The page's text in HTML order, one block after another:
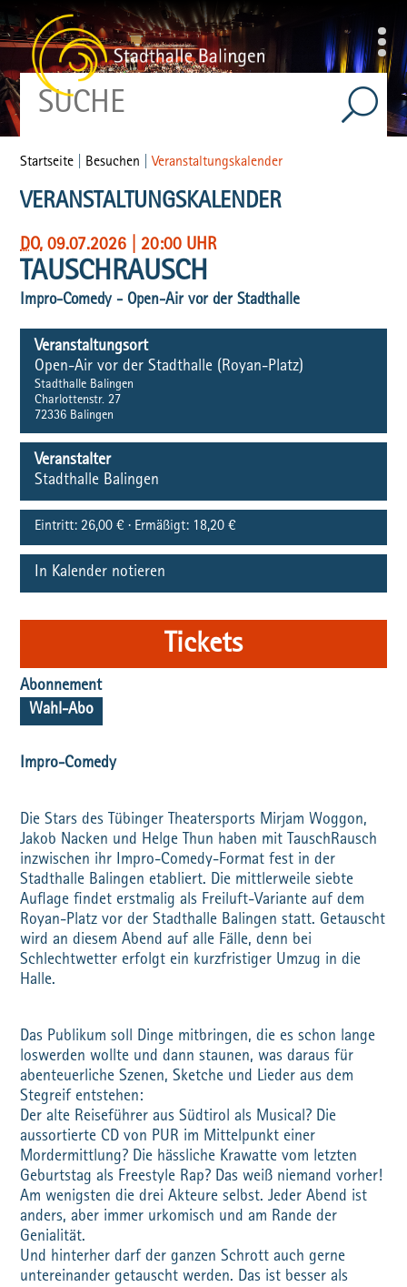
Startseite Besuchen |Veranstaltungskalender
VERANSTALTUNGSKALENDER
DO, 09.07.2026 20:00 UHR
TAUSCHRAUSCH
Impro-Comedy - Open-Air vor der Stadthalle
Veranstaltungsort
Open-Air vor der Stadthalle (Royan-Platz)
Stadthalle Balingen
Charlottenstr. 27
72336 Balingen
Veranstalter
Stadthalle Balingen
Eintritt: 26,00 € · Ermäßigt: 18,20 €
In Kalender notieren
Tickets
Abonnement
Wahl-Abo
Impro-Comedy
Die Stars des Tübinger Theatersports Mirjam Woggon,
Jakob Nacken und Helge Thun haben mit TauschRausch
inzwischen ihr Impro-Comedy-Format fest in der
Stadthalle Balingen etabliert. Die mittlerweile siebte
Auflage findet erstmalig als Freiluft-Variante auf dem
Royan-Platz vor der Stadthalle Balingen statt. Getauscht
wird an diesem Abend auf alle Fälle, denn bei
Schlechtwetter erfolgt ein kurzfristiger Umzug in die
Halle.
Das Publikum soll Dinge mitbringen, die es schon lange
loswerden wollte und dann staunen, was daraus für
abenteuerliche Szenen, Sketche und Lieder aus dem
Stegreif entstehen:
Der alte Reiseführer aus Südtirol als Musical? Die
aussortierte CD von PUR im Mittelpunkt einer
Mordermittlung? Die hässliche Krawatte vom letzten
Geburtstag als Freestyle Rap? Das weiß niemand vorher!
Am wenigsten die drei Akteure selbst. Jeder Abend ist
anders, aber immer urkomisch und am Rande der
Genialität.
Und hinterher darf der ganzen Schrott auch gerne
untereinander getauscht werden. Das ist besser als